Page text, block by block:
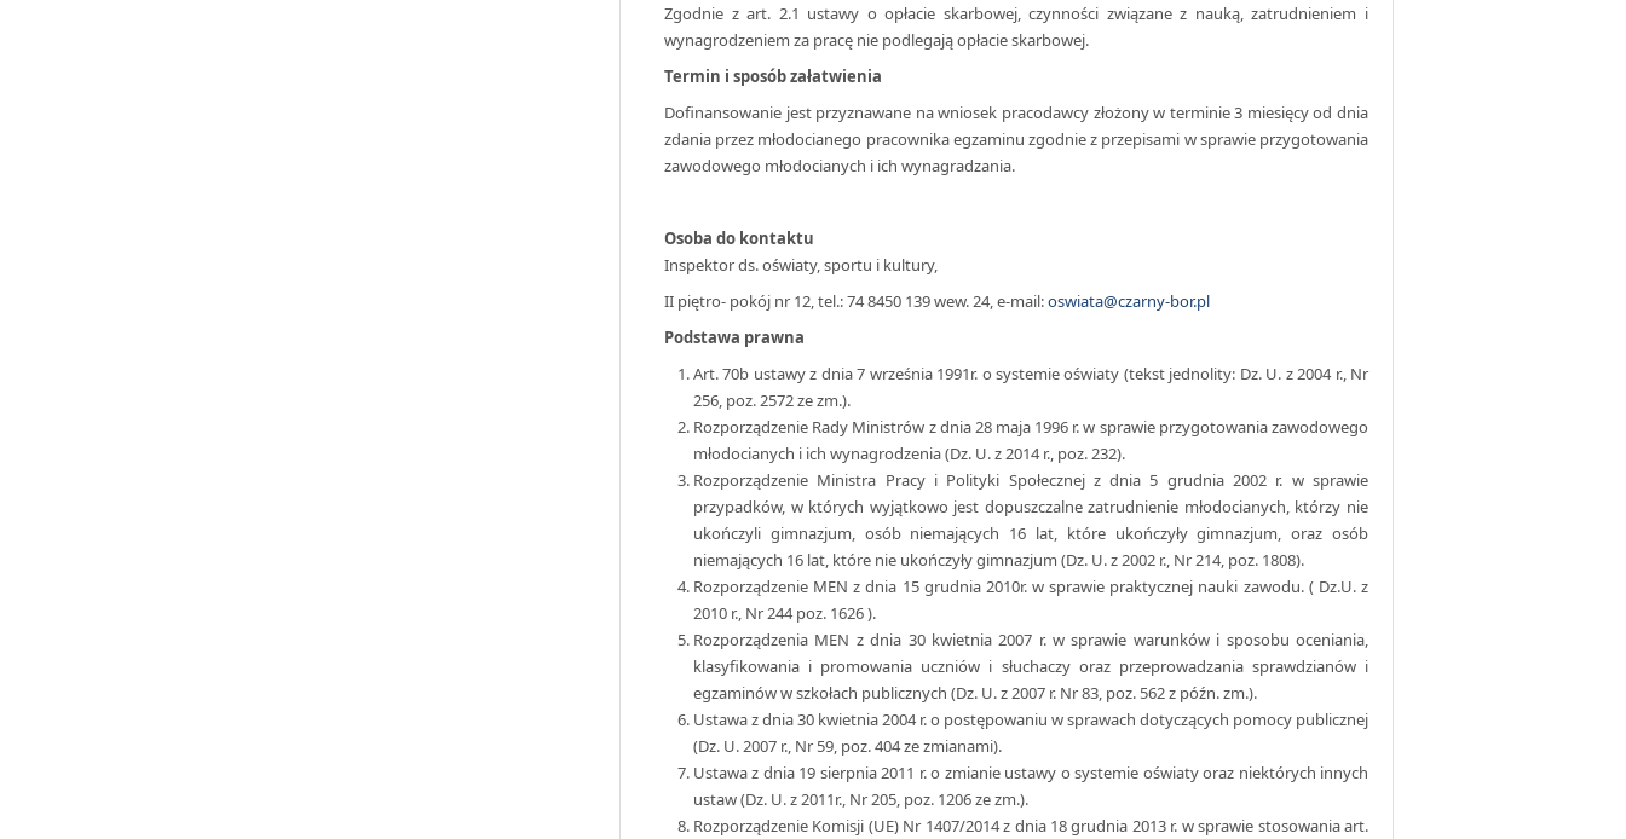
Zgodnie z art. 2.1 ustawy o opłacie skarbowej, czynności związane z nauką, zatrudnieniem i
wynagrodzeniem za pracę nie podlegają opłacie skarbowej.
Termin i sposób załatwienia
Dofinansowanie jest przyznawane na wniosek pracodawcy złożony w terminie 3 miesięcy od dnia
zdania przez młodocianego pracownika egzaminu zgodnie z przepisami w sprawie przygotowania
zawodowego młodocianych i ich wynagradzania.
Osoba do kontaktu
Inspektor ds. oświaty, sportu i kultury,
II piętro- pokój nr 12, tel.: 74 8450 139 wew. 24, e-mail:oswiata@czarny-bor.pl
Podstawa prawna
Art. 70b ustawy z dnia 7 września 1991r. o systemie oświaty (tekst jednolity: Dz. U. z 2004 r., Nr
256, poz. 2572 ze zm.).
Rozporządzenie Rady Ministrów z dnia 28 maja 1996 r. w sprawie przygotowania zawodowego
młodocianych i ich wynagrodzenia (Dz. U. z 2014 r., poz. 232).
Rozporządzenie Ministra Pracy i Polityki Społecznej z dnia 5 grudnia 2002 r. w sprawie
przypadków, w których wyjątkowo jest dopuszczalne zatrudnienie młodocianych, którzy nie
ukończyli gimnazjum, osób niemających 16 lat, które ukończyły gimnazjum, oraz osób
niemających 16 lat, które nie ukończyły gimnazjum (Dz. U. z 2002 r., Nr 214, poz. 1808).
Rozporządzenie MEN z dnia 15 grudnia 2010r. w sprawie praktycznej nauki zawodu. ( Dz.U. z
2010 r., Nr 244 poz. 1626 ).
Rozporządzenia MEN z dnia 30 kwietnia 2007 r. w sprawie warunków i sposobu oceniania,
klasyfikowania i promowania uczniów i słuchaczy oraz przeprowadzania sprawdzianów i
egzaminów w szkołach publicznych (Dz. U. z 2007 r. Nr 83, poz. 562 z późn. zm.).
Ustawa z dnia 30 kwietnia 2004 r. o postępowaniu w sprawach dotyczących pomocy publicznej
(Dz. U. 2007 r., Nr 59, poz. 404 ze zmianami).
Ustawa z dnia 19 sierpnia 2011 r. o zmianie ustawy o systemie oświaty oraz niektórych innych
ustaw (Dz. U. z 2011r., Nr 205, poz. 1206 ze zm.).
Rozporządzenie Komisji (UE) Nr 1407/2014 z dnia 18 grudnia 2013 r. w sprawie stosowania art.